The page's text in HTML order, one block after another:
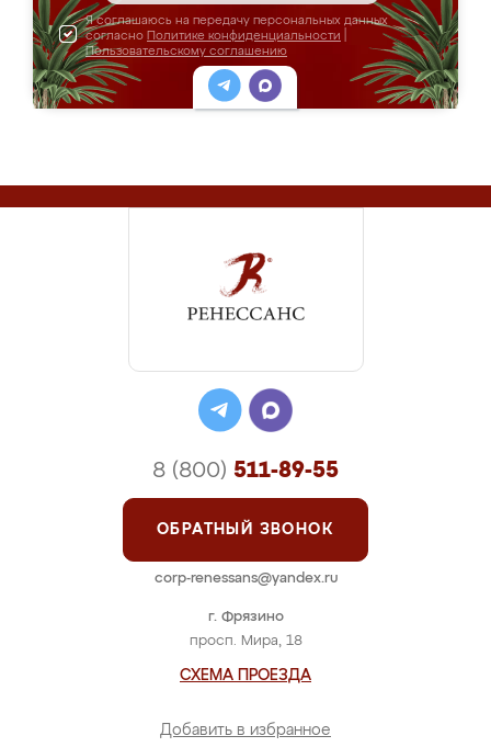
Я соглашаюсь на передачу персональных данных
согласно Политике конфиденциальности
Пользовательскому соглашению
г. Фрязино
просп. Мира, 18
СХЕМА ПРОЕЗДА
Добавить в избранное
8 (800) 511-89-55
ОБРАТНЫЙ ЗВОНОК
corp-renessans@yandex.ru